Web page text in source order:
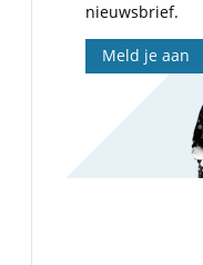
nieuwsbrief.
Meld je aan